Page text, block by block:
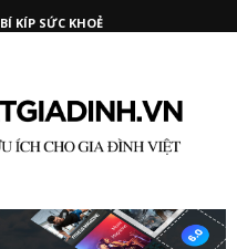
BÍ KÍP SỨC KHOẺ